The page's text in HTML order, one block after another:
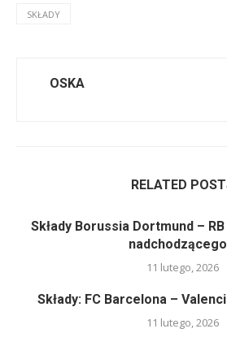
SKŁADY
OSKA
RELATED
Składy Borussia Dortmund –
11 lutego, 2026
Składy: FC Barcelona –
11 lutego, 2026